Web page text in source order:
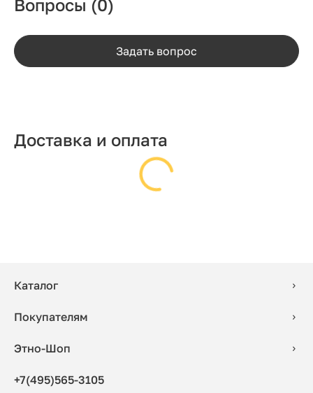
Вопросы (0)
Задать вопрос
Доставка и оплата
Каталог
Покупателям
Этно-Шоп
+7(495)565-3105